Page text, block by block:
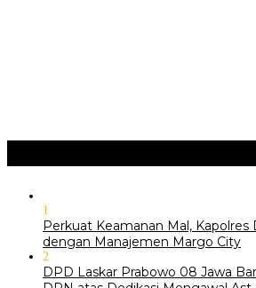
1
Perkuat Keamanan Mal, Kapolres
dengan Manajemen Margo City
2
DPD Laskar Prabowo 08 Jawa